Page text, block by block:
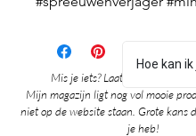
Mis je iets? Laat het me vooral
Mijn magazijn ligt nog vol mooie
niet op de website staan. Grote kans
je heb!
Hoe kan